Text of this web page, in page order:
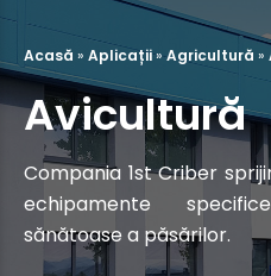
Acasă » Aplicații» Agricultură »
Avicultură
Compania 1st Criber
echipamente
sănătoase a păsărilor.